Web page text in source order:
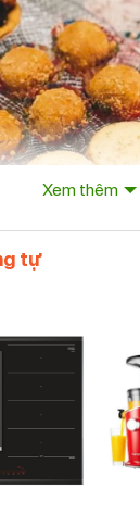
VASSOIO
Xem thêm
tự